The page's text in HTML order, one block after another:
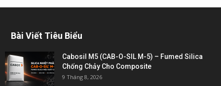
Bài Viết Tiêu Biểu
Cabosil M5 (CAB-O-SIL M-5) – Fumed Silica
Chống Chảy Cho Composite
9 Tháng 8, 2026